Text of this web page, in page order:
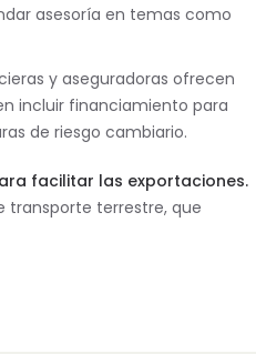
asesoría en temas como
y aseguradoras ofrecen
incluir financiamiento para
de riesgo cambiario.
facilitar las exportaciones.
transporte terrestre, que